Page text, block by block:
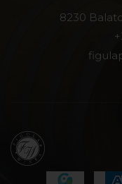
8230